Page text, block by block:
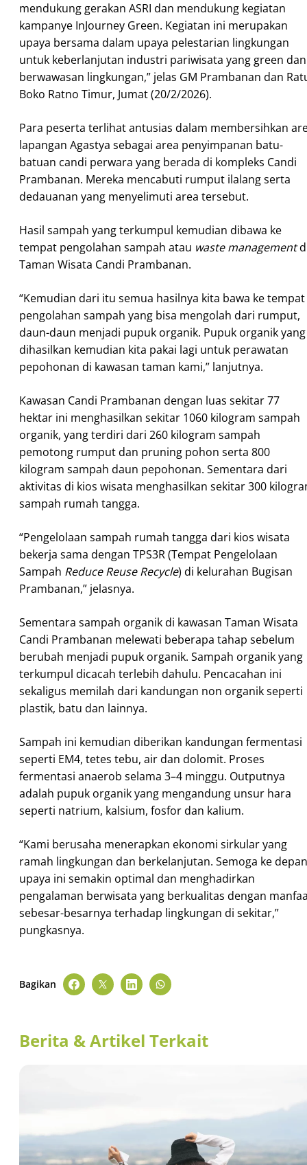
mendukung gerakan ASRI dan mendukung kegiatan
kampanye InJourney Green. Kegiatan ini merupakan
upaya bersama dalam upaya pelestarian lingkungan
untuk keberlanjutan industri pariwisata yang green dan
berwawasan lingkungan,” jelas GM Prambanan dan
Boko Ratno Timur, Jumat (20/2/2026).
Para peserta terlihat antusias dalam membersihkan
lapangan Agastya sebagai area penyimpanan batu-
batuan candi perwara yang berada di kompleks Candi
Prambanan. Mereka mencabuti rumput ilalang serta
dedauanan yang menyelimuti area tersebut.
Hasil sampah yang terkumpul kemudian dibawa ke
tempat pengolahan sampah atau waste management
Taman Wisata Candi Prambanan.
“Kemudian dari itu semua hasilnya kita bawa ke tempat
pengolahan sampah yang bisa mengolah dari rumput,
daun-daun menjadi pupuk organik. Pupuk organik yang
dihasilkan kemudian kita pakai lagi untuk perawatan
pepohonan di kawasan taman kami,” lanjutnya.
Kawasan Candi Prambanan dengan luas sekitar 77
hektar ini menghasilkan sekitar 1060 kilogram sampah
organik, yang terdiri dari 260 kilogram sampah
pemotong rumput dan pruning pohon serta 800
kilogram sampah daun pepohonan. Sementara dari
aktivitas di kios wisata menghasilkan sekitar 300
sampah rumah tangga.
“Pengelolaan sampah rumah tangga dari kios wisata
bekerja sama dengan TPS3R (Tempat Pengelolaan
Sampah Reduce Reuse Recycle) di kelurahan Bugisan
Prambanan,” jelasnya.
Sementara sampah organik di kawasan Taman Wisata
Candi Prambanan melewati beberapa tahap sebelum
berubah menjadi pupuk organik. Sampah organik yang
terkumpul dicacah terlebih dahulu. Pencacahan ini
sekaligus memilah dari kandungan non organik seperti
plastik, batu dan lainnya.
Sampah ini kemudian diberikan kandungan fermentasi
seperti EM4, tetes tebu, air dan dolomit. Proses
fermentasi anaerob selama 3–4 minggu. Outputnya
adalah pupuk organik yang mengandung unsur hara
seperti natrium, kalsium, fosfor dan kalium.
“Kami berusaha menerapkan ekonomi sirkular yang
ramah lingkungan dan berkelanjutan. Semoga ke
upaya ini semakin optimal dan menghadirkan
pengalaman berwisata yang berkualitas dengan
sebesar-besarnya terhadap lingkungan di sekitar,”
pungkasnya.
Bagikan
Berita & Artikel Terkait